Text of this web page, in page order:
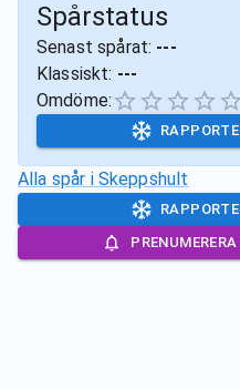
Spårstatus
Senast spårat: ---
Klassiskt: ---
Omdöme:
Alla spår i Skeppshult